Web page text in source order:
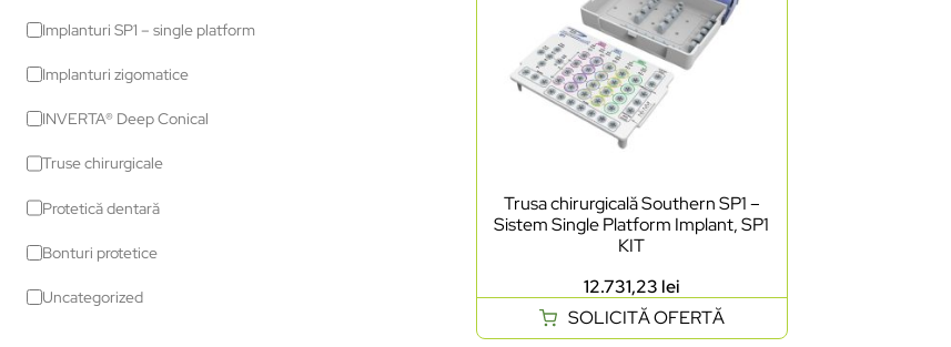
Implanturi SP1 – single platform
Implanturi zigomatice
INVERTA® Deep Conical
Truse chirurgicale
Protetică dentară
Bonturi protetice
Uncategorized
Trusa chirurgicală Southern SP1 –
Sistem Single Platform Implant, SP1
KIT
12.731,23 lei
SOLICITĂ OFERTĂ